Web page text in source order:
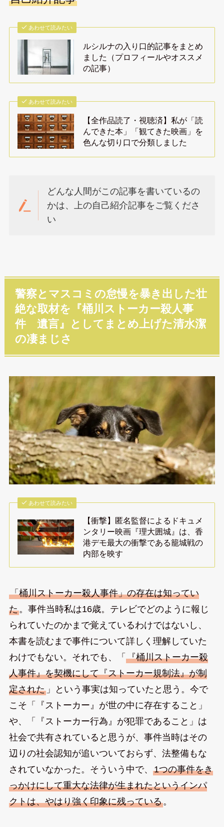
あわせて読みたい
ルシルナの入り口的記事をまとめ
ました（プロフィールやオススメ
の記事）
あわせて読みたい
【全作品読了・視聴済】私が「読
んできた本」「観てきた映画」を
色んな切り口で分類しました
どんな人間がこの記事を書いているの
かは、上の自己紹介記事をご覧くださ
い
警察とマスコミの怠慢を暴き出した壮
絶な取材を『桶川ストーカー殺人事
件 遺言』としてまとめ上げた清水潔
の凄まじさ
あわせて読みたい
【衝撃】匿名監督によるドキュメ
ンタリー映画『理大囲城』は、香
港デモ最大の衝撃である籠城戦の
内部を映す
「桶川ストーカー殺人事件」の存在は知ってい
た。事件当時私は16歳。テレビでどのように報じ
られていたのかまで覚えているわけではないし、
本書を読むまで事件について詳しく理解していた
わけでもない。それでも、「 『桶川ストーカー殺
人事件』を契機にして『ストーカー規制法』が制
定された」という事実は知っていたと思う。今で
こそ「『ストーカー』が世の中に存在すること」
や、「『ストーカー行為』が犯罪であること」は
社会で共有されていると思うが、事件当時はその
辺りの社会認知が追いついておらず、法整備もな
されていなかった。そういう中で、 1つの事件をき
っかけにして重大な法律が生まれたというインパ
クトは、やはり強く印象に残っている。